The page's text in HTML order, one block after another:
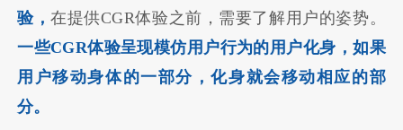
验，在提供CGR体验之前，需要了解用户的姿势。
一些CGR体验呈现模仿用户行为的用户化身，如果
用户移动身体的一部分，化身就会移动相应的部
分。